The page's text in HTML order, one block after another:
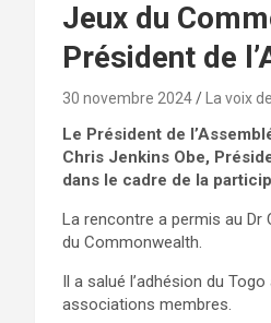
Jeux du
Président de
30 novembre 2024 La voix
Le Président de
Chris Jenkins Obe,
dans le cadre de la
La rencontre a permis au Dr
du Commonwealth.
Il a salué l’adhésion du
associations membres.